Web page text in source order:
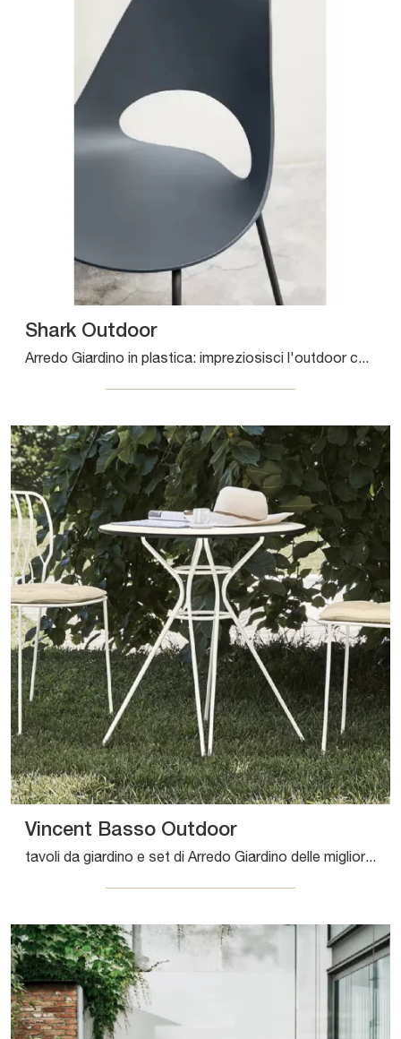
Shark Outdoor
Vincent Basso Outdoor
tavoli da giardino e set di Arredo Giardino delle migliori marche: scopri di più sul modello Vincent Basso Outdoor di Bontempi, clicca subito!